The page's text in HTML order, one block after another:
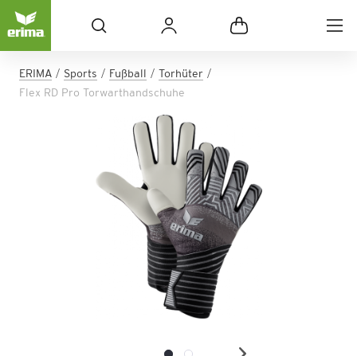
ERIMA Sports Fußball
Torhüter
Flex RD Pro Torwarthandschuhe